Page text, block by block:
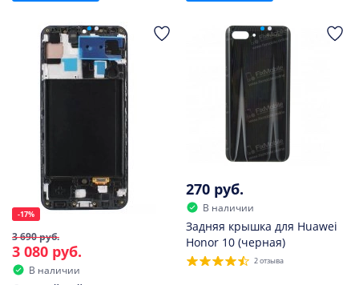
-17%
3 690 руб.
3 080 руб.
В наличии
270 руб.
В наличии
Задняя крышка для Huawei
Honor 10 (черная)
2 отзыва